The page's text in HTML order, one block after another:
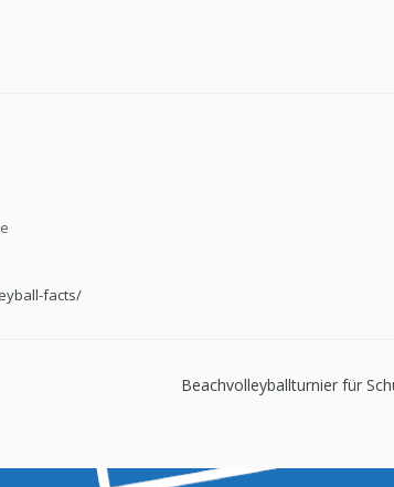
facts/
Beachvolleyballturnier für